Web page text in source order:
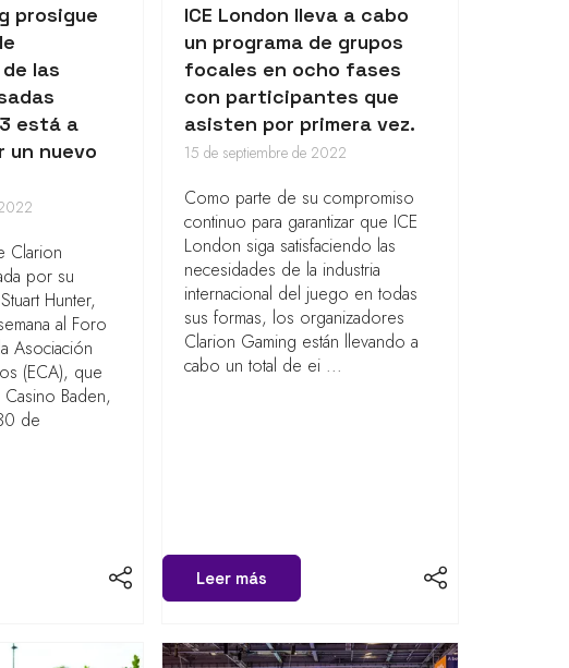
prosigue
las
está a
un nuevo
Clarion
por su
Hunter,
al Foro
Asociación
(ECA), que
Baden,
de
ICE London lleva a cabo
un programa de grupos
focales en ocho fases
con participantes que
asisten por primera vez.
15 de septiembre de 2022
Como parte de su compromiso
continuo para garantizar que ICE
London siga satisfaciendo las
necesidades de la industria
internacional del juego en todas
sus formas, los organizadores
Clarion Gaming están llevando a
cabo un total de ei ...
Leer más